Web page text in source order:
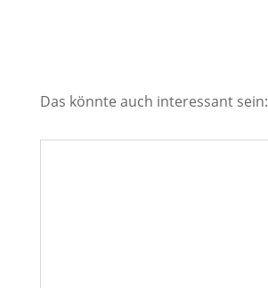
Das könnte auch interessant sein: